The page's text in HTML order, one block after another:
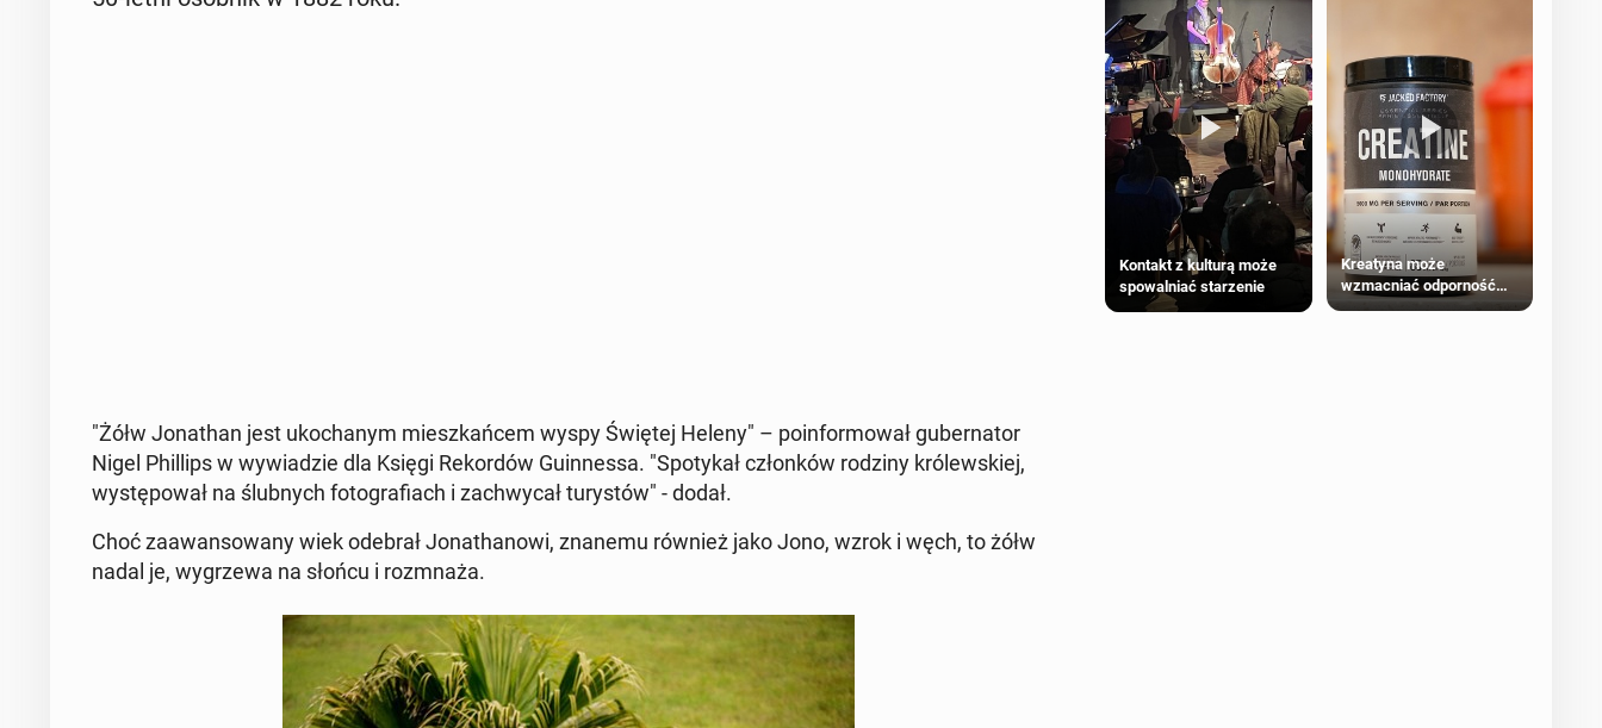
"Żółw Jo­na­than jest uko­cha­nym miesz­kań­cem wyspy Świętej Heleny" – po­in­for­mo­wał gu­ber­na­tor
Nigel Phil­lips w wy­wia­dzie dla Księgi Re­kor­dów Gu­in­nes­sa. "Spo­ty­kał człon­ków rodziny kró­lew­skiej,
wy­stę­po­wał na ślub­nych fo­to­gra­fiach i za­chwy­cał tu­ry­stów" - dodał.
Choć za­awan­so­wa­ny wiek odebrał Jo­na­tha­no­wi, znanemu również jako Jono, wzrok i węch, to żółw
nadal je, wy­grze­wa na słońcu i roz­mna­ża.
Kontakt z kulturą może
spowalniać starzenie
Kreatyna może
wzmacniać odporność
przeciw nowotworom